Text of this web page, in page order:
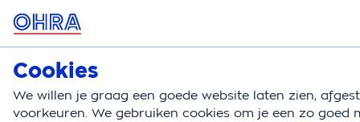
MENU
Autoverzekering
Autoverzekering Auto verzekeren Negatieve
Cookies
We willen je graag een goede website laten zien,
voorkeuren. We gebruiken cookies om je een zo goed